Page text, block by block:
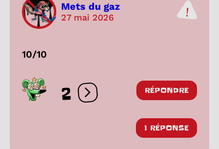
Mets du gaz
27 mai 2026
10/10
2 Ouvrir les réactions
RÉPONDRE
1 RÉPONSE